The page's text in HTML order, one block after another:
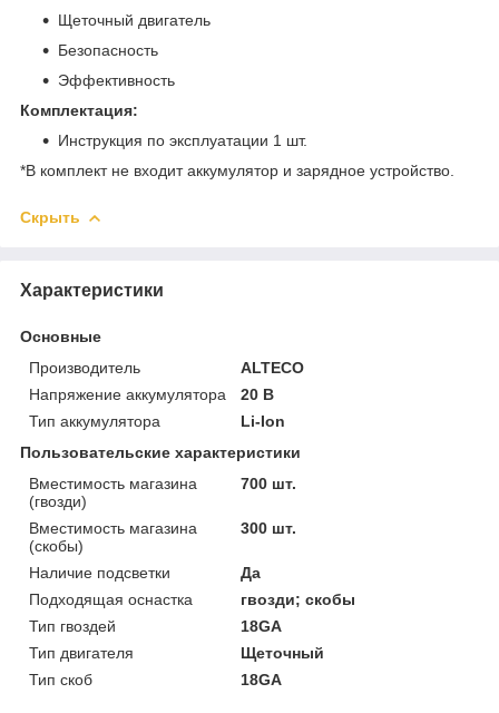
Щеточный двигатель
Безопасность
Эффективность
Комплектация:
Инструкция по эксплуатации 1 шт.
*В комплект не входит аккумулятор и зарядное устройство.
Скрыть
Характеристики
Основные
Производитель
ALTECO
Напряжение аккумулятора
20 В
Тип аккумулятора
Li-Ion
Пользовательские характеристики
Вместимость магазина
(гвозди)
700 шт.
Вместимость магазина
(скобы)
300 шт.
Наличие подсветки
Да
Подходящая оснастка
гвозди; скобы
Тип гвоздей
18GA
Тип двигателя
Щеточный
Тип скоб
18GA